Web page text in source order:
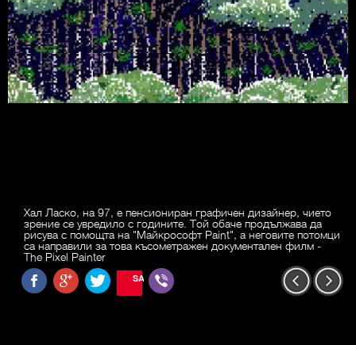
Хал Ласко, на 97, е пенсиониран графичен дизайнер, чието
зрение се увредило с годините. Той обаче продължава да
рисува с помощта на "Майкрософт Paint", а неговите потомци
са направили за това късометражен документален филм -
The Pixel Painter
SAVE